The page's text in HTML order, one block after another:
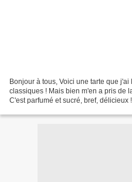
Bonjour à tous, Voici une tarte que
classiques ! Mais bien m'en a pris de
C'est parfumé et sucré, bref, délicieux